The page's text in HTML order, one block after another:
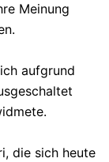
Meinung
aufgrund
die sich heute